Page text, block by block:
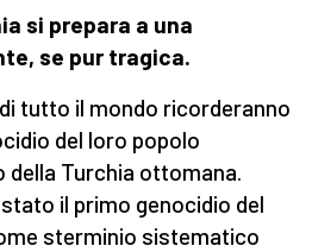
si prepara a una
se pur tragica.
tutto il mondo ricorderanno
del loro popolo
della Turchia ottomana.
il primo genocidio del
sterminio sistematico